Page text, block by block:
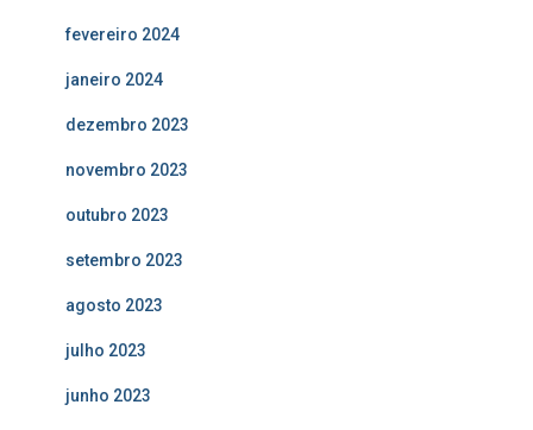
fevereiro 2024
janeiro 2024
dezembro 2023
novembro 2023
outubro 2023
setembro 2023
agosto 2023
julho 2023
junho 2023